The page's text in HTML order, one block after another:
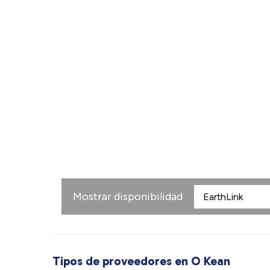
Mostrar disponibilidad
Tipos de proveedores en O Kean